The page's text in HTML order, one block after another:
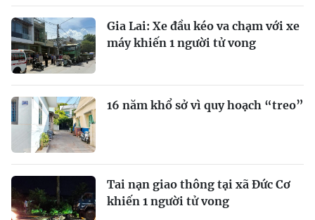
Gia Lai: Xe đầu kéo va chạm với xe
máy khiến 1 người tử vong
16 năm khổ sở vì quy hoạch “treo”
Tai nạn giao thông tại xã Đức Cơ
khiến 1 người tử vong